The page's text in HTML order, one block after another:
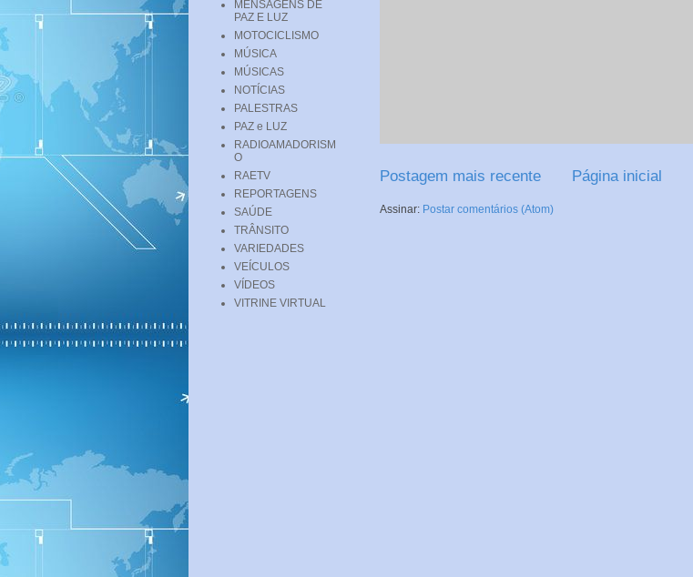
Postagem mais recente Página inicial
Assinar: Postar comentários (Atom)
MENSAGENS DE
PAZ E LUZ
MOTOCICLISMO
MÚSICA
MÚSICAS
NOTÍCIAS
PALESTRAS
PAZ e LUZ
RADIOAMADORISM
O
RAETV
REPORTAGENS
SAÚDE
TRÂNSITO
VARIEDADES
VEÍCULOS
VÍDEOS
VITRINE VIRTUAL